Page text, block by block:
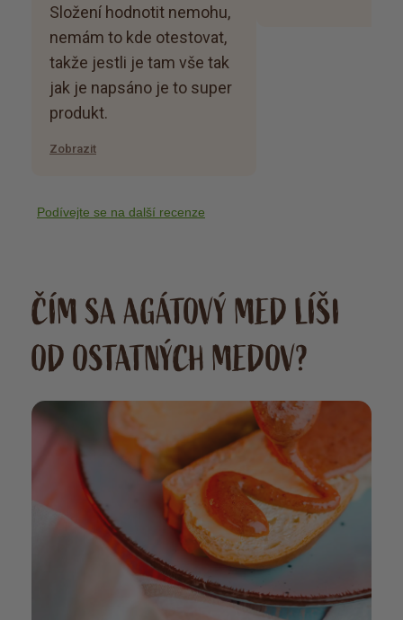
Složení hodnotit nemohu,
nemám to kde otestovat,
takže jestli je tam vše tak
jak je napsáno je to super
produkt.
Zobrazit
Podívejte se na další recenze
ČÍM SA AGÁTOVÝ MED LÍŠI
OD OSTATNÝCH MEDOV?